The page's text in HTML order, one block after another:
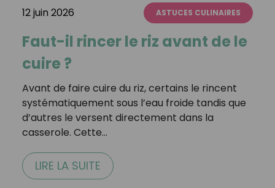
12 juin 2026 ASTUCES CULINAIRES
Faut-il rincer le riz avant de le
cuire ?
Avant de faire cuire du riz, certains le rincent
systématiquement sous l’eau froide tandis que
d’autres le versent directement dans la
casserole. Cette…
LIRE LA SUITE